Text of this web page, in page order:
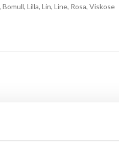
, Bomull, Lilla, Lin, Line, Rosa, Viskose